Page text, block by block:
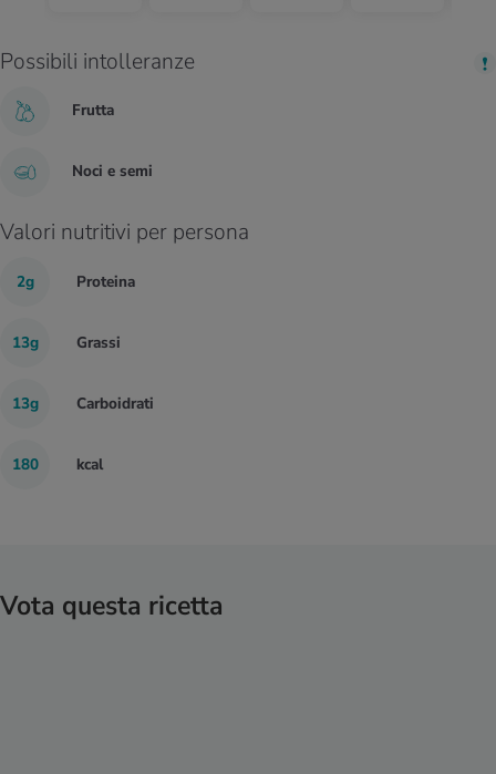
Possibili intolleranze
Frutta
Noci e semi
Valori nutritivi per persona
2g Proteina
13g Grassi
13g Carboidrati
180 kcal
Vota questa ricetta